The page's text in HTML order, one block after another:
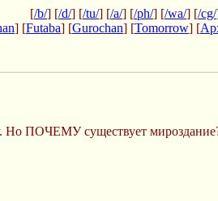
[/b/] [/d/] [/tu/] [/a/] [/ph/] [/wa/] [/cg/
] [Futaba] [Gurochan] [Tomorrow] [
Но ПОЧЕМУ существует